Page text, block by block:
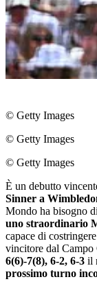
© Getty Images
© Getty Images
© Getty Images
È un debutto
Sinner a
Mondo ha bisogno
uno straordinario
capace di
vincitore dal Campo
6(6)-7(8), 6-2, 6-3 il
prossimo turno